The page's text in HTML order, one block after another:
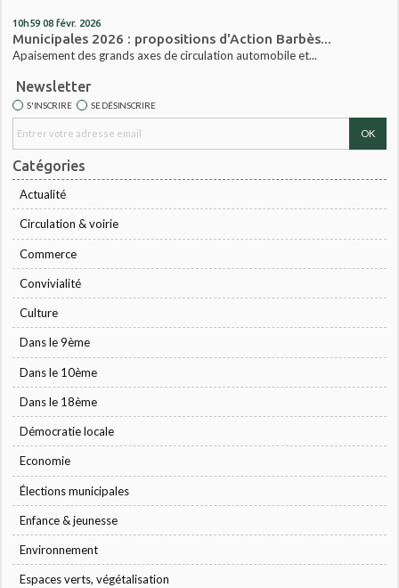
10h59 08 févr. 2026
Municipales 2026 : propositions d'Action Barbès...
Apaisement des grands axes de circulation automobile et...
Newsletter
S'INSCRIRE SE DÉSINSCRIRE
Catégories
Actualité
Circulation & voirie
Commerce
Convivialité
Culture
Dans le 9ème
Dans le 10ème
Dans le 18ème
Démocratie locale
Economie
Élections municipales
Enfance & jeunesse
Environnement
Espaces verts, végétalisation